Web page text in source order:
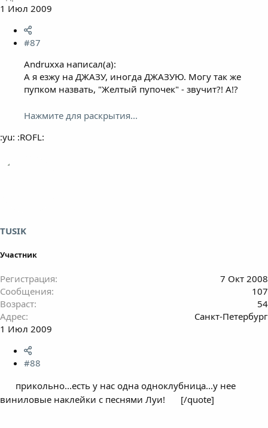
1 Июл 2009
#87
Andruxxa написал(а):
А я езжу на ДЖАЗУ, иногда ДЖАЗУЮ. Могу так же
пупком назвать, "Желтый пупочек" - звучит?! А!?
Нажмите для раскрытия...
:yu: :ROFL:
TUSIK
Участник
Регистрация
7 Окт 2008
Сообщения
107
Возраст
54
Адрес
Санкт-Петербург
1 Июл 2009
#88
прикольно...есть у нас одна одноклубница...у нее
виниловые наклейки с песнями Луи!
[/quote]